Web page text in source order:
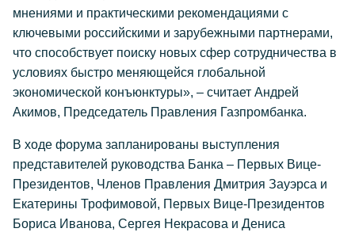
мнениями и практическими рекомендациями с
ключевыми российскими и зарубежными партнерами,
что способствует поиску новых сфер сотрудничества в
условиях быстро меняющейся глобальной
экономической конъюнктуры», – считает Андрей
Акимов, Председатель Правления Газпромбанка.
В ходе форума запланированы выступления
представителей руководства Банка – Первых Вице-
Президентов, Членов Правления Дмитрия Зауэрса и
Екатерины Трофимовой, Первых Вице-Президентов
Бориса Иванова, Сергея Некрасова и Дениса